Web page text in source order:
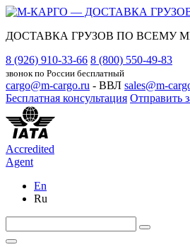
ДОСТАВКА ГРУЗОВ ПО ВСЕМУ
8 (926) 910-33-66 8 (800) 550-49-83
звонок по России бесплатный
cargo@m-cargo.ru - ВВЛ sales@m-
Бесплатная консультация Отправить
Accredited
Agent
En
Ru